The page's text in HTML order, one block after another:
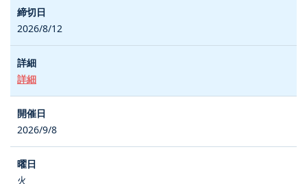
2026/8/12
詳細
2026/9/8
火